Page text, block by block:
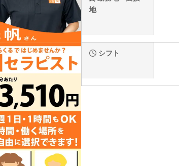
地
シフト